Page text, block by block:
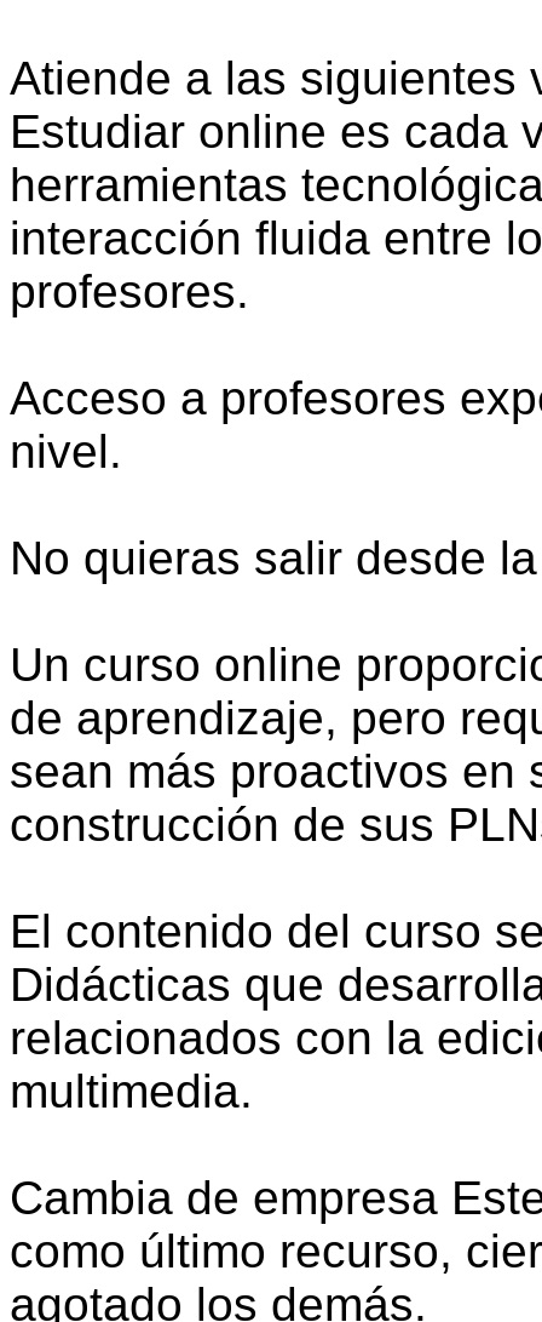
Atiende a las siguientes
Estudiar online es cada
herramientas
interacción fluida entre
profesores.
Acceso a profesores
nivel.
No quieras salir desde
Un curso online
de aprendizaje, pero
sean más proactivos en
construcción de sus
El contenido del curso
Didácticas que
relacionados con la
multimedia.
Cambia de empresa
como último recurso,
agotado los demás.